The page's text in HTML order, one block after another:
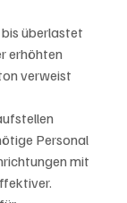
überlastet
erhöhten
verweist
Personal
mit